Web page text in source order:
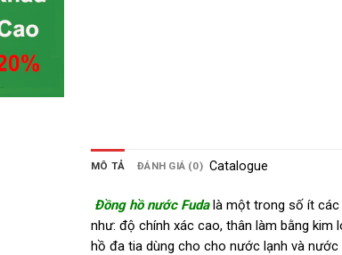
MÔ TẢ ĐÁNH GIÁ (0) Catalogue
Đồng hồ nước Fudalà một trong số ít các
như: độ chính xác cao, thân làm bằng kim
hồ đa tia dùng cho cho nước lạnh và nước